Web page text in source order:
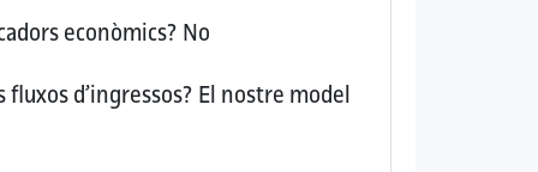
econòmics?No
d’ingressos? El nostre model